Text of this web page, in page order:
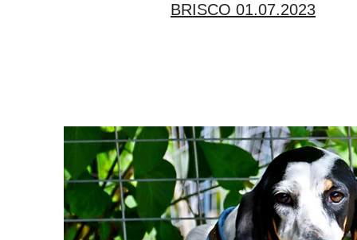
BRISCO 01.07.2023